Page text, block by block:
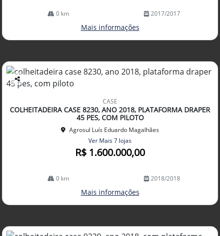
0 km 2017/2017
Mais informações
Co
arti
lhe
CASE
COLHEITADEIRA CASE 8230, ANO 2018, PLATAFORMA DRAPER
45 PES, COM PILOTO
Agrosul Luís Eduardo Magalhães
Ver Mais 7 lojas
R$ 1.600.000,00
0 km 2018/2018
Mais informações